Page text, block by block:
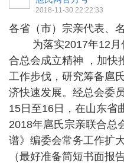
2018-11-30 22:22:33
各省（市）宗亲代表、
为落实2017年12月
合总会成立精神 ，加快
工作步伐，研究筹备扈
济快速发展。经总会委
15日至16日，在山东省
2018年扈氏宗亲联合总
谱》编委会常务工作扩
（最好准备简短书面报